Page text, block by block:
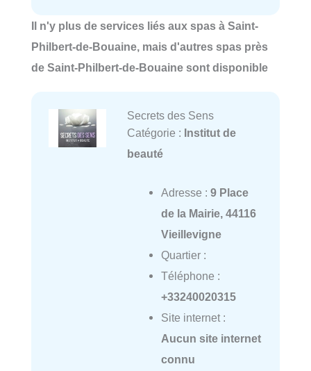
Il n'y plus de services liés aux spas à Saint-
Philbert-de-Bouaine, mais d'autres spas près
de Saint-Philbert-de-Bouaine sont disponible
Secrets des Sens
Catégorie : Institut de
beauté
Adresse : 9 Place
de la Mairie, 44116
Vieillevigne
Quartier :
Téléphone :
+33240020315
Site internet :
Aucun site internet
connu